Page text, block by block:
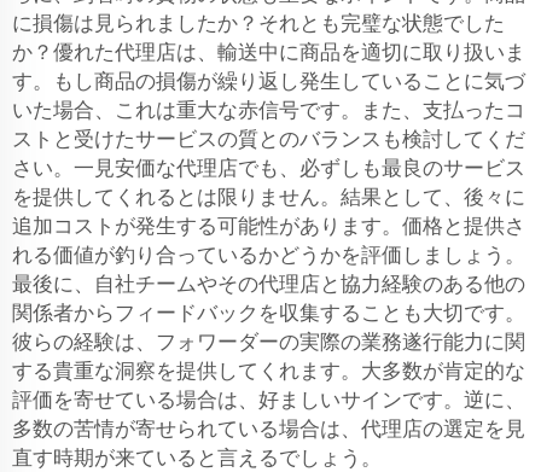
に損傷は見られましたか？それとも完璧な状態でした
か？優れた代理店は、輸送中に商品を適切に取り扱いま
す。もし商品の損傷が繰り返し発生していることに気づ
いた場合、これは重大な赤信号です。また、支払ったコ
ストと受けたサービスの質とのバランスも検討してくだ
さい。一見安価な代理店でも、必ずしも最良のサービス
を提供してくれるとは限りません。結果として、後々に
追加コストが発生する可能性があります。価格と提供さ
れる価値が釣り合っているかどうかを評価しましょう。
最後に、自社チームやその代理店と協力経験のある他の
関係者からフィードバックを収集することも大切です。
彼らの経験は、フォワーダーの実際の業務遂行能力に関
する貴重な洞察を提供してくれます。大多数が肯定的な
評価を寄せている場合は、好ましいサインです。逆に、
多数の苦情が寄せられている場合は、代理店の選定を見
直す時期が来ていると言えるでしょう。